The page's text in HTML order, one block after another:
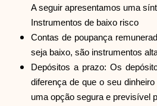
A seguir apresentamos uma
Instrumentos de baixo risco
Contas de poupança
seja baixo, são instrumentos
Depósitos a prazo: Os
diferença de que o seu
uma opção segura e previsível